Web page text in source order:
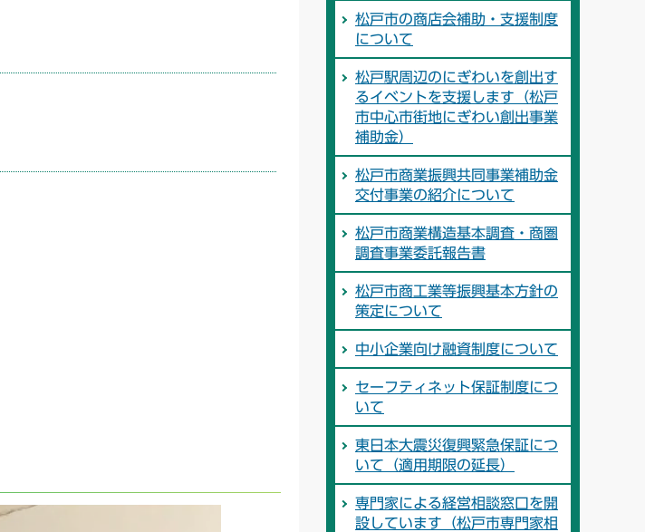
松戸市の商店会補助・支援制度
について
松戸駅周辺のにぎわいを創出す
るイベントを支援します（松戸
市中心市街地にぎわい創出事業
補助金）
松戸市商業振興共同事業補助金
交付事業の紹介について
松戸市商業構造基本調査・商圏
調査事業委託報告書
松戸市商工業等振興基本方針の
策定について
中小企業向け融資制度について
セーフティネット保証制度につ
いて
東日本大震災復興緊急保証につ
いて（適用期限の延長）
専門家による経営相談窓口を開
設しています（松戸市専門家相